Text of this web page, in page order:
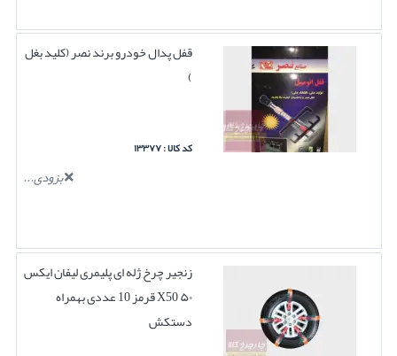
قفل پدال خودرو برند نصر (کلید بغل
)
کد کالا : ۱۳۳۷۷
بزودی...
زنجیر چرخ ژله ای پلیمری لیفان ایکس
۵۰ X50 قرمز 10 عددی بهمراه
دستکش